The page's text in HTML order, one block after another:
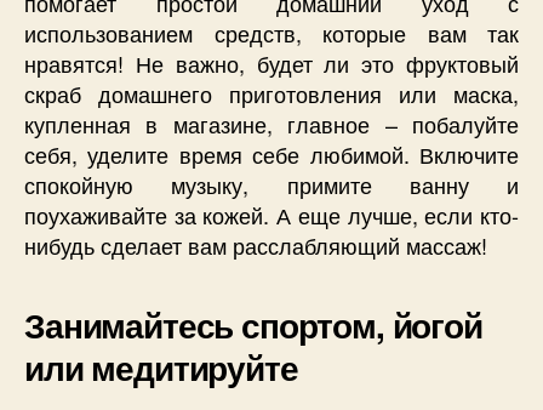
использованием средств, которые вам так
нравятся! Не важно, будет ли это фруктовый
скраб домашнего приготовления или маска,
купленная в магазине, главное – побалуйте
себя, уделите время себе любимой. Включите
спокойную музыку, примите ванну и
поухаживайте за кожей. А еще лучше, если кто-
нибудь сделает вам расслабляющий массаж!
Занимайтесь спортом, йогой
или медитируйте